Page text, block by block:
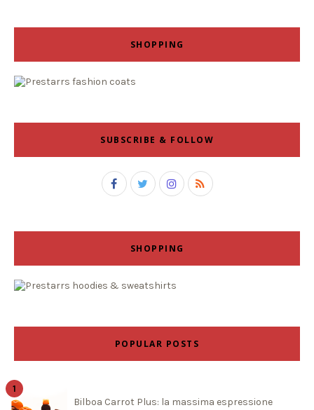
SHOPPING
SUBSCRIBE & FOLLOW
SHOPPING
POPULAR POSTS
Bilboa Carrot Plus: la massima espressione